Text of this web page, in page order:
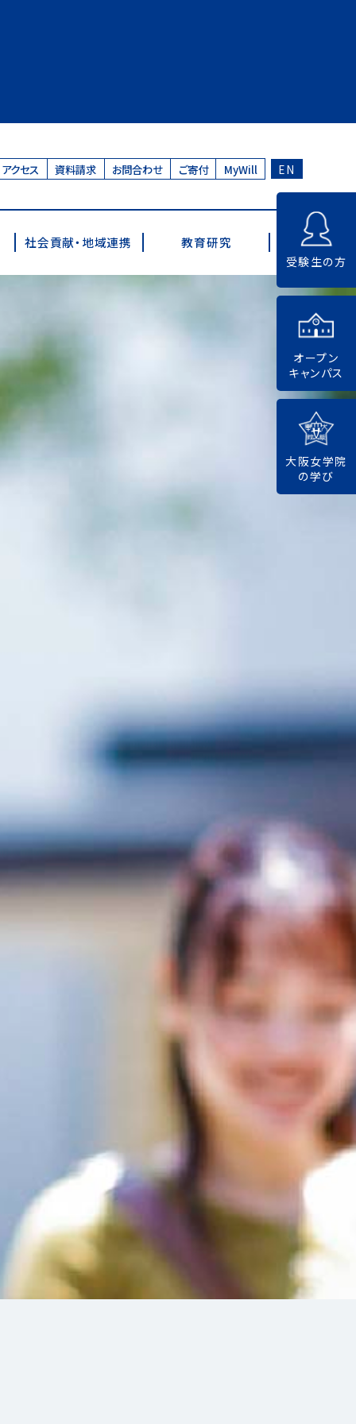
アクセス 資料請求 お問合わせ ご寄付 MyWill EN
社会貢献・地域連携 教育研究
受験生の方
オープン
キャンパス
大阪女学院
の学び